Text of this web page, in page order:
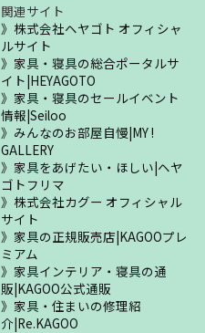
関連サイト
株式会社ヘヤゴト オフィシャ
ルサイト
家具・寝具の総合ポータルサ
イト|HEYAGOTO
家具・寝具のセールイベント
情報|Seiloo
みんなのお部屋自慢|MY !
GALLERY
家具をあげたい・ほしい|ヘヤ
ゴトフリマ
株式会社カグー オフィシャル
サイト
家具の正規販売店|KAGOOプレ
ミアム
家具インテリア・寝具の通
販|KAGOO公式通販
家具・住まいの修理紹
介|Re.KAGOO